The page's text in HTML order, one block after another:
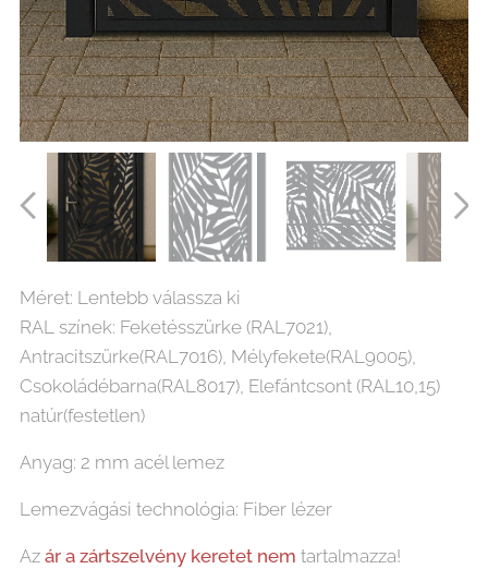
Leveles (2) személybejáró lézervágott lemez
Méret: Lentebb válassza ki
RAL színek: Feketésszürke (RAL7021),
Antracitszürke(RAL7016), Mélyfekete(RAL9005),
Csokoládébarna(RAL8017), Elefántcsont (RAL10,15)
natúr(festetlen)
Anyag: 2 mm acél lemez
Lemezvágási technológia: Fiber lézer
Az ár a zártszelvény keretet nem tartalmazza!